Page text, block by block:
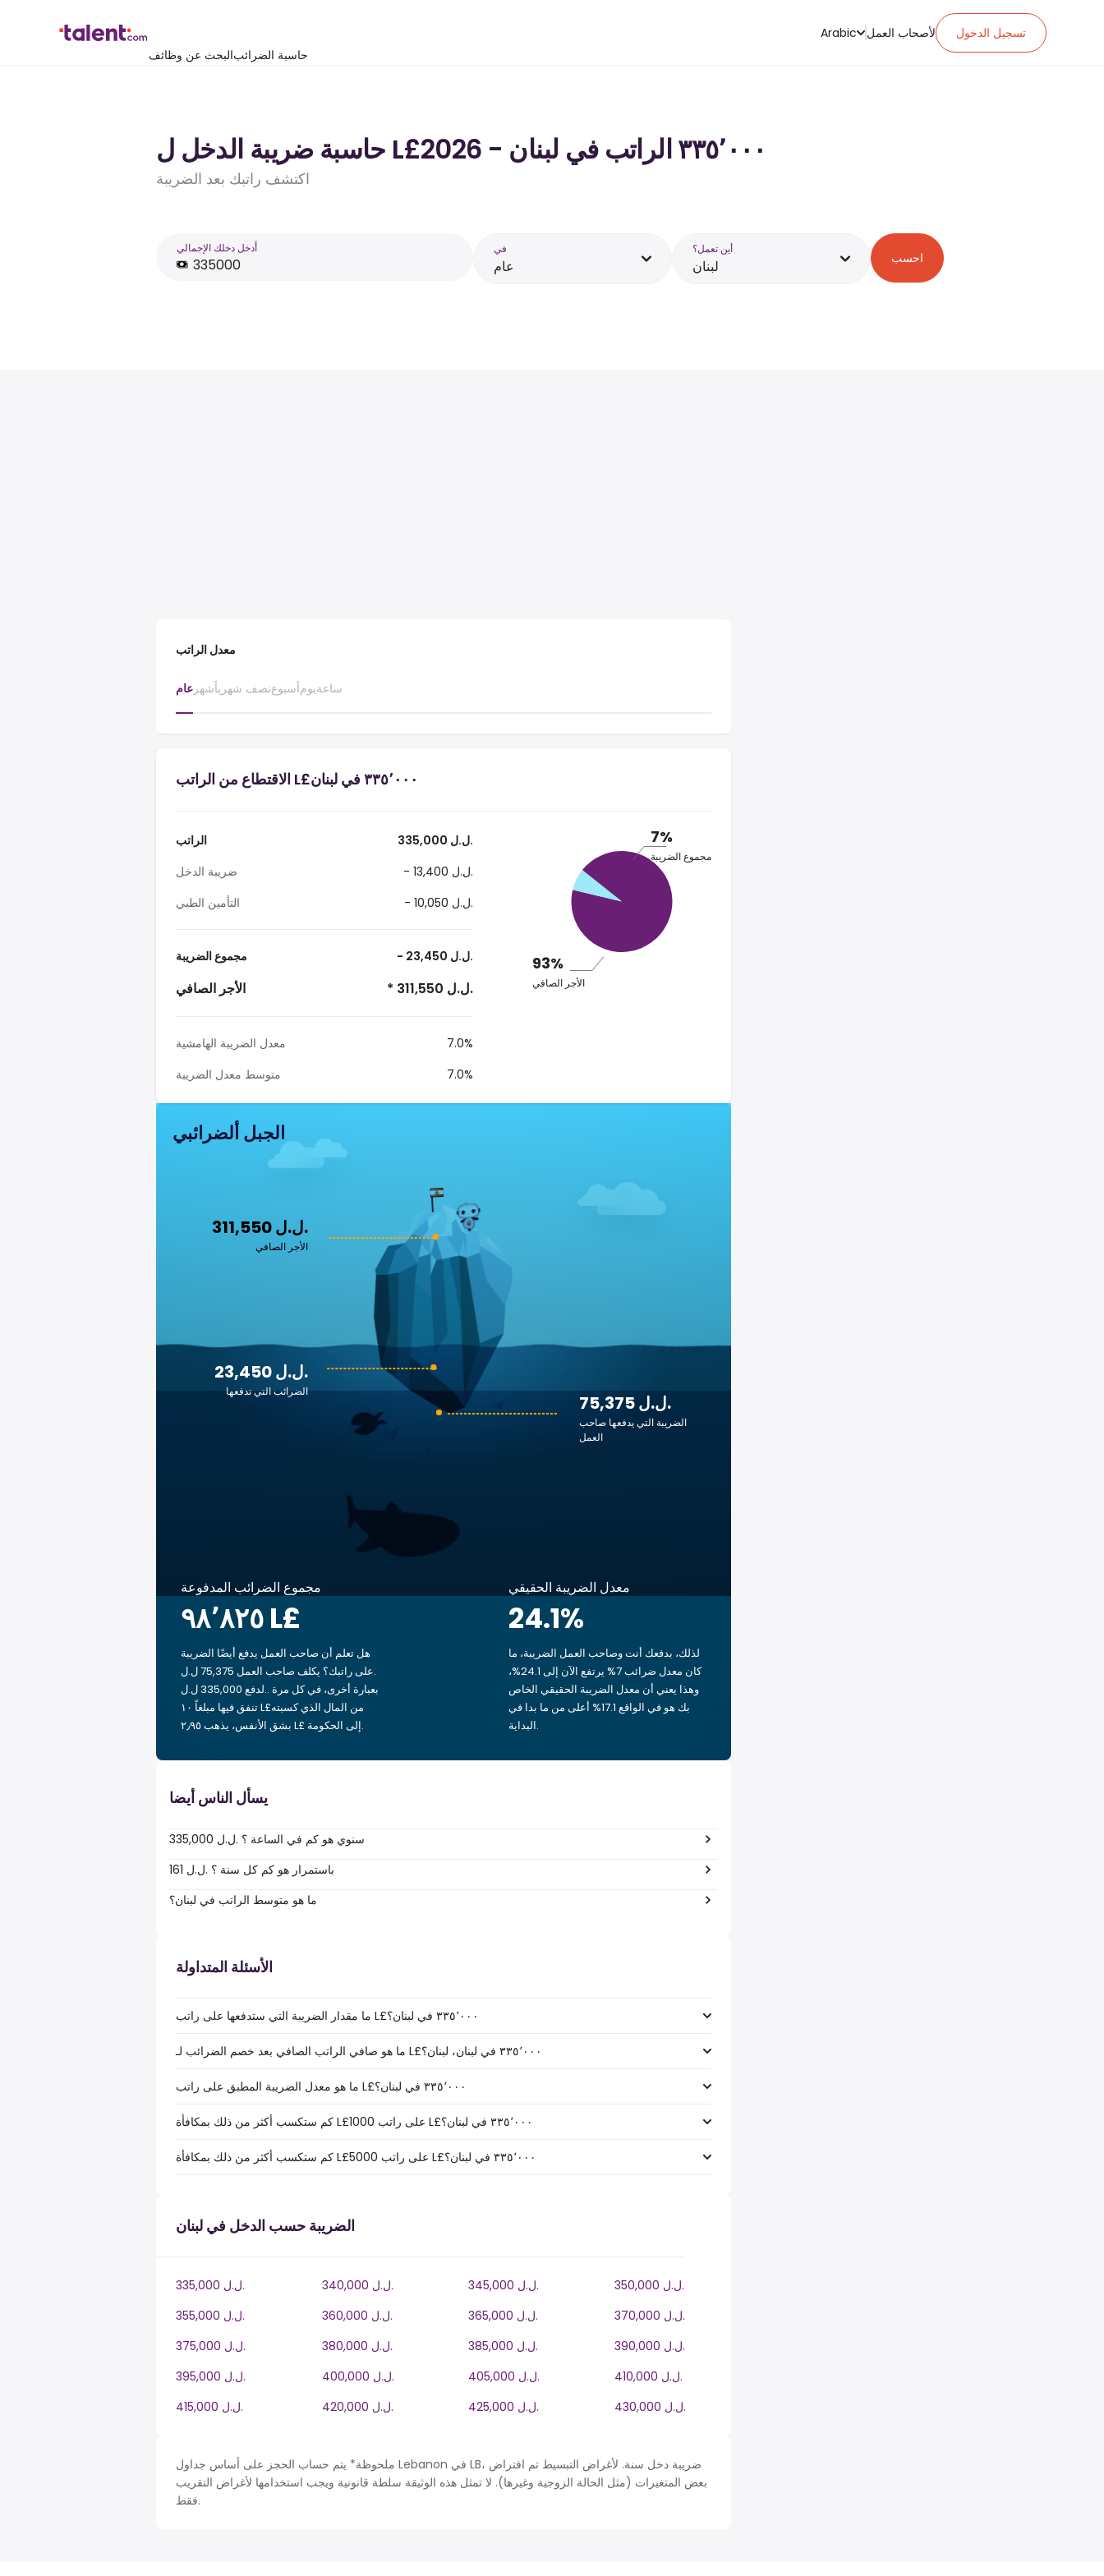
البحث عن وظائفحاسبة الضرائب
Arabic لأصحاب العمل تسجيل الدخول
اكتشف راتبك بعد الضريبة
أَدخل دخلك الإجمالي في
عام
أين تعمل؟
لبنان احسب
معدل الراتب
عام شهرنصف شهرياًأسبوعيومساعة
الراتب
335,000 ل.ل.‎
ضريبة الدخل
- 13,400 ل.ل.‎
التأمين الطبي
- 10,050 ل.ل.‎
مجموع الضريبة - 23,450 ل.ل.‎
الأجر الصافي * 311,550 ل.ل.‎
معدل الضريبة الهامشية
7.0%
متوسط معدل الضريبة
7.0%
7%
مجموع الضريبة
93%
الأجر الصافي
الجبل ألضرائبي
311,550 ل.ل.‎
الأجر الصافي
75,375 ل.ل.‎
الضريبة التي يدفعها صاحب
العمل
23,450 ل.ل.‎
الضرائب التي تدفعها
مجموع الضرائب المدفوعة
‏٩٨٬٨٢٥ L£
هل تعلم أن صاحب العمل يدفع أيضًا الضريبة
على راتبك؟ يكلف صاحب العمل 75,375 ل.ل.‎
لدفع 335,000 ل.ل.‎. بعبارة أخرى، في كل مرة
تنفق فيها مبلغاً ‏١٠ L£من المال الذي كسبته
بشق الأنفس، يذهب ‏٢٫٩٥ L£ إلى الحكومة.
معدل الضريبة الحقيقي
24.1%
لذلك، بدفعك أنت وصاحب العمل الضريبة، ما
كان معدل ضرائب 7% يرتفع الآن إلى 24.1%،
وهذا يعني أن معدل الضريبة الحقيقي الخاص
بك هو في الواقع 17.1% أعلى من ما بدا في
البداية.
يسأل الناس أيضا
335,000 ل.ل.‎ سنوي هو كم في الساعة ؟
161 ل.ل.‎ باستمرار هو كم كل سنة ؟
ما هو متوسط الراتب في لبنان؟
الأسئلة المتداولة
الضريبة حسب الدخل في لبنان
335,000 ل.ل.‎ 340,000 ل.ل.‎ 345,000 ل.ل.‎
350,000 ل.ل.‎
355,000 ل.ل.‎
360,000 ل.ل.‎ 365,000 ل.ل.‎
370,000 ل.ل.‎
375,000 ل.ل.‎
380,000 ل.ل.‎ 385,000 ل.ل.‎
390,000 ل.ل.‎
395,000 ل.ل.‎
400,000 ل.ل.‎ 405,000 ل.ل.‎
410,000 ل.ل.‎
415,000 ل.ل.‎
420,000 ل.ل.‎ 425,000 ل.ل.‎ 430,000 ل.ل.‎
ملحوظة* يتم حساب الحجز على أساس جداول Lebanon في LB، ضريبة دخل سنة. لأغراض التبسيط تم افتراض
بعض المتغيرات (مثل الحالة الزوجية وغيرها). لا تمثل هذه الوثيقة سلطة قانونية ويجب استخدامها لأغراض التقريب
فقط.